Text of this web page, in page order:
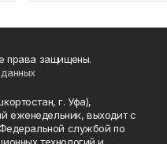
права защищены.
г. Уфа),
еженедельник, выходит с
Федеральной службой по